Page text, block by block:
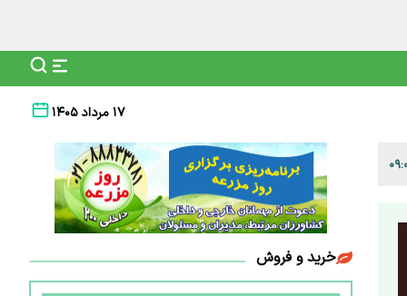
۱۷ مرداد ۱۴۰۵
خرید و فروش